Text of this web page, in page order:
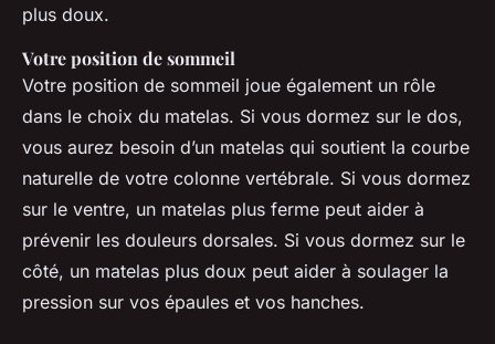
plus doux.
Votre position de sommeil
Votre position de sommeil joue également un rôle
dans le choix du matelas. Si vous dormez sur le dos,
vous aurez besoin d’un matelas qui soutient la courbe
naturelle de votre colonne vertébrale. Si vous dormez
sur le ventre, un matelas plus ferme peut aider à
prévenir les douleurs dorsales. Si vous dormez sur le
côté, un matelas plus doux peut aider à soulager la
pression sur vos épaules et vos hanches.